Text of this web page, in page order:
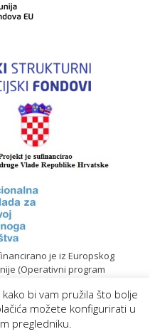
je iz Europskog
(Operativni program
isključiva je odgovornost
Koprivnica | Izrada web
bi vam pružila što bolje
možete konfigurirati u
pregledniku.